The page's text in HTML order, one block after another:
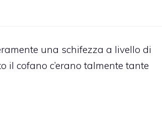
una schifezza a livello di
il cofano c’erano talmente tante